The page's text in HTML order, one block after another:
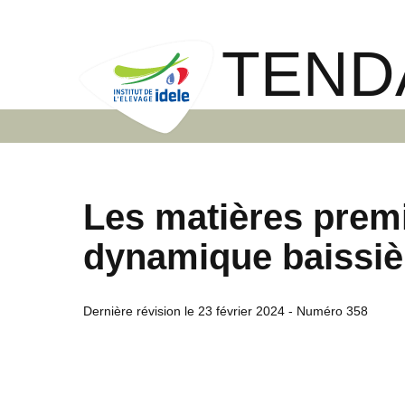
Les matières
dynamique
Dernière révision le 23 février 2024 - Numéro 358